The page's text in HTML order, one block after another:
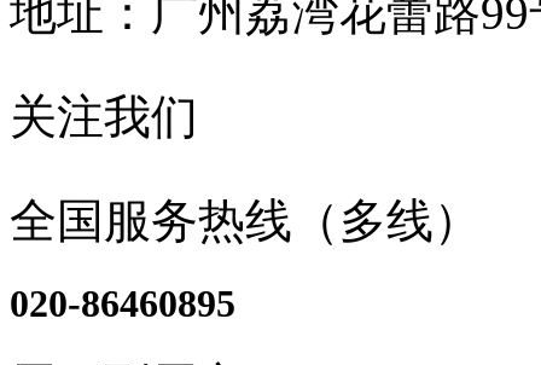
地址：广州荔湾花蕾路
关注我们
全国服务热线（多线）
020-86460895